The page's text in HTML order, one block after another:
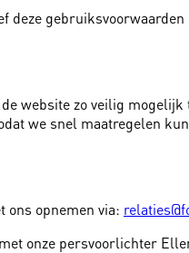
website zo veilig
we snel maatregelen
ons opnemen via:
onze persvoorlichter